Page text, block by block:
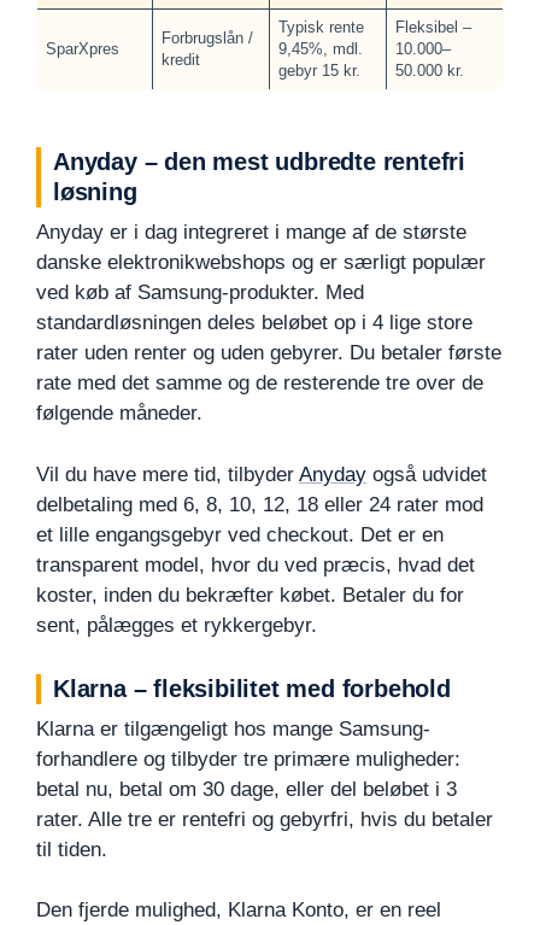
SparXpres
Forbrugslån /
kredit
Typisk rente
9,45%, mdl.
gebyr 15 kr.
Fleksibel –
10.000–
50.000 kr.
Anyday – den mest udbredte rentefri
løsning
Anyday er i dag integreret i mange af de største
danske elektronikwebshops og er særligt populær
ved køb af Samsung-produkter. Med
standardløsningen deles beløbet op i 4 lige store
rater uden renter og uden gebyrer. Du betaler første
rate med det samme og de resterende tre over de
følgende måneder.
Vil du have mere tid, tilbyder Anyday også udvidet
delbetaling med 6, 8, 10, 12, 18 eller 24 rater mod
et lille engangsgebyr ved checkout. Det er en
transparent model, hvor du ved præcis, hvad det
koster, inden du bekræfter købet. Betaler du for
sent, pålægges et rykkergebyr.
Klarna – fleksibilitet med forbehold
Klarna er tilgængeligt hos mange Samsung-
forhandlere og tilbyder tre primære muligheder:
betal nu, betal om 30 dage, eller del beløbet i 3
rater. Alle tre er rentefri og gebyrfri, hvis du betaler
til tiden.
Den fjerde mulighed, Klarna Konto, er en reel